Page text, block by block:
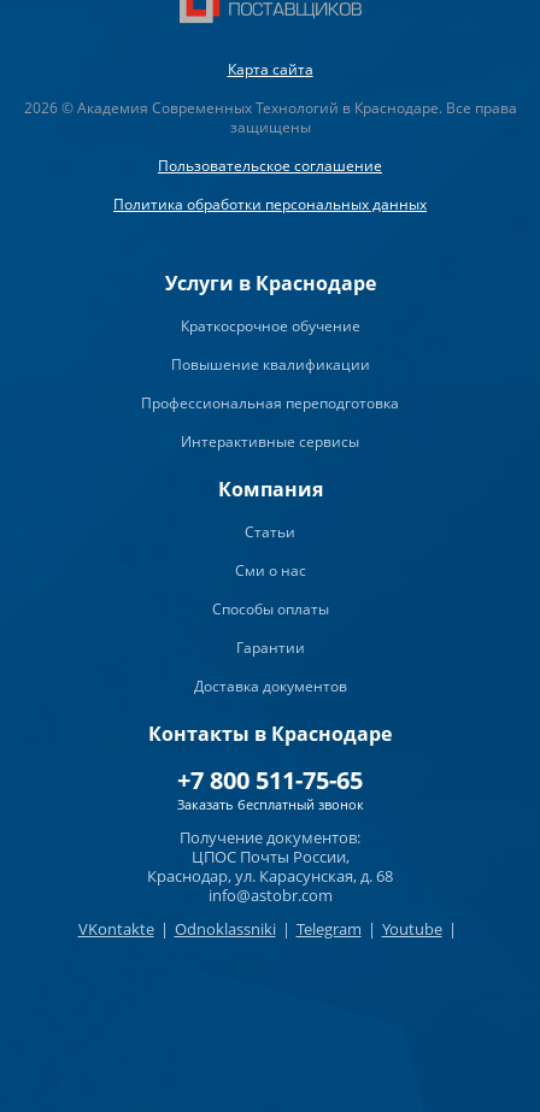
Карта сайта
2026 © Академия Современных Технологий в Краснодаре. Все права
защищены
Пользовательское соглашение
Политика обработки персональных данных
Услуги в Краснодаре
Краткосрочное обучение
Повышение квалификации
Профессиональная переподготовка
Интерактивные сервисы
Компания
Статьи
Сми о нас
Способы оплаты
Гарантии
Доставка документов
Контакты в Краснодаре
+7 800 511-75-65
Заказать бесплатный звонок
Получение документов:
ЦПОС Почты России,
Краснодар, ул. Карасунская, д. 68
info@astobr.com
VKontakte | Odnoklassniki | Telegram | Youtube |